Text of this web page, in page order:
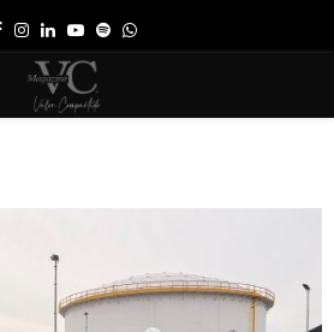
Facebook
Instagram
LinkedinYoutube
SpotifyWhatsapp